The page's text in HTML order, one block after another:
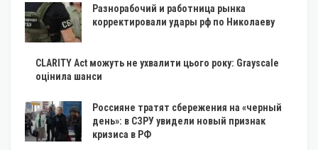
Разнорабочий и работница рынка
корректировали удары рф по Николаеву
CLARITY Act можуть не ухвалити цього року: Grayscale
оцінила шанси
Россияне тратят сбережения на «черный
день»: в СЗРУ увидели новый признак
кризиса в РФ